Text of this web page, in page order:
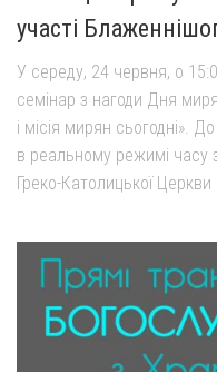
участі
У середу, 24 червня, о
семінар з нагоди Дня
і місія мирян сьогодні».
в реальному режимі часу
Греко-Католицької